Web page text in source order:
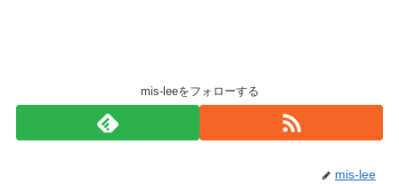
mis-leeをフォローする
mis-lee